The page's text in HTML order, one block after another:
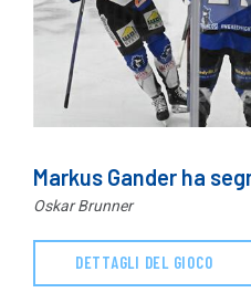
Markus Gander ha
Oskar Brunner
DETTAGLI DEL GIOCO